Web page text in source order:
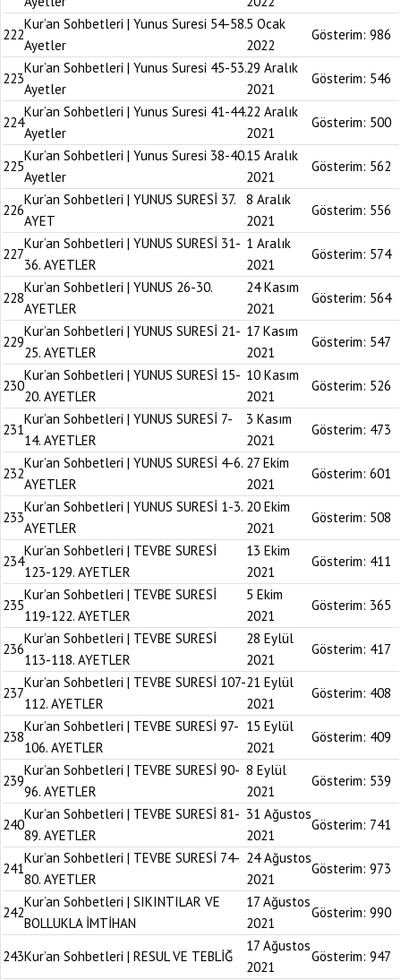
222
Kur’an Sohbetleri | Yunus Suresi 54-58.
Ayetler
5 Ocak
2022
Gösterim: 986
223
Kur’an Sohbetleri | Yunus Suresi 45-53.
Ayetler
29 Aralık
2021
Gösterim: 546
224
Kur’an Sohbetleri | Yunus Suresi 41-44.
Ayetler
22 Aralık
2021
Gösterim: 500
225
Kur’an Sohbetleri | Yunus Suresi 38-40.
Ayetler
15 Aralık
2021
Gösterim: 562
226
Kur’an Sohbetleri | YUNUS SURESİ 37.
AYET
8 Aralık
2021
Gösterim: 556
227
Kur’an Sohbetleri | YUNUS SURESİ 31-
36. AYETLER
1 Aralık
2021
Gösterim: 574
228
Kur’an Sohbetleri | YUNUS 26-30.
AYETLER
24 Kasım
2021
Gösterim: 564
229
Kur’an Sohbetleri | YUNUS SURESİ 21-
25. AYETLER
17 Kasım
2021
Gösterim: 547
230
Kur’an Sohbetleri | YUNUS SURESİ 15-
20. AYETLER
10 Kasım
2021
Gösterim: 526
231
Kur’an Sohbetleri | YUNUS SURESİ 7-
14. AYETLER
3 Kasım
2021
Gösterim: 473
232
Kur’an Sohbetleri | YUNUS SURESİ 4-6.
AYETLER
27 Ekim
2021
Gösterim: 601
233
Kur’an Sohbetleri | YUNUS SURESİ 1-3.
AYETLER
20 Ekim
2021
Gösterim: 508
234
Kur’an Sohbetleri | TEVBE SURESİ
123-129. AYETLER
13 Ekim
2021
Gösterim: 411
235
Kur’an Sohbetleri | TEVBE SURESİ
119-122. AYETLER
5 Ekim
2021
Gösterim: 365
236
Kur’an Sohbetleri | TEVBE SURESİ
113-118. AYETLER
28 Eylül
2021
Gösterim: 417
237
Kur’an Sohbetleri | TEVBE SURESİ 107-
112. AYETLER
21 Eylül
2021
Gösterim: 408
238
Kur’an Sohbetleri | TEVBE SURESİ 97-
106. AYETLER
15 Eylül
2021
Gösterim: 409
239
Kur’an Sohbetleri | TEVBE SURESİ 90-
96. AYETLER
8 Eylül
2021
Gösterim: 539
240
Kur’an Sohbetleri | TEVBE SURESİ 81-
89. AYETLER
31 Ağustos
2021
Gösterim: 741
241
Kur’an Sohbetleri | TEVBE SURESİ 74-
80. AYETLER
24 Ağustos
2021
Gösterim: 973
242
Kur’an Sohbetleri | SIKINTILAR VE
BOLLUKLA İMTİHAN
17 Ağustos
2021
Gösterim: 990
243Kur’an Sohbetleri | RESUL VE TEBLİĞ
17 Ağustos
2021
Gösterim: 947